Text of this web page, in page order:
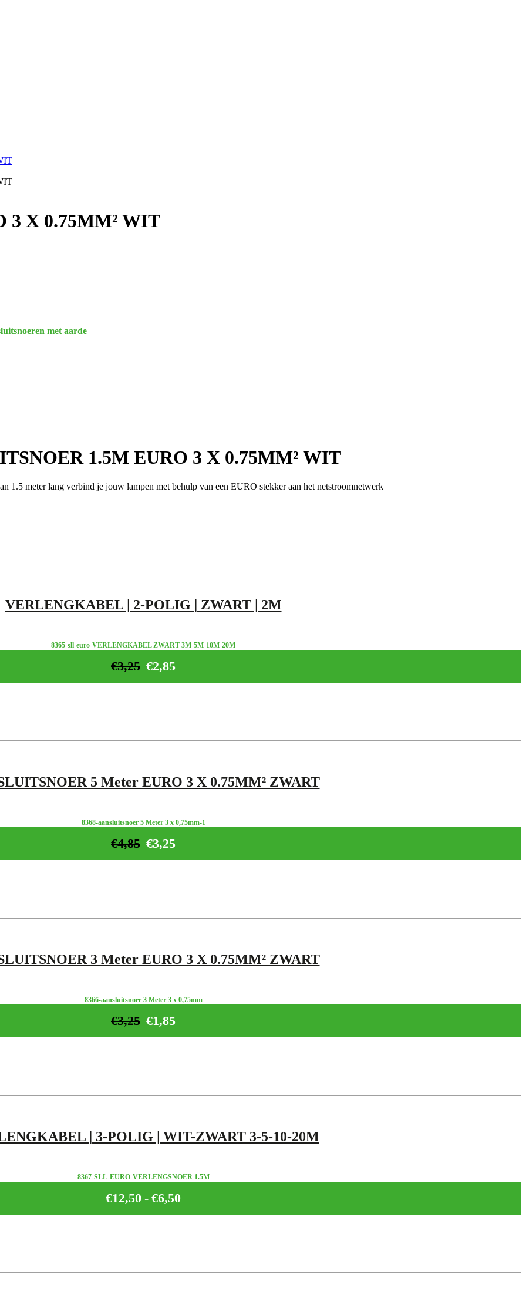
3 X 0.75MM² WIT
met aarde
1.5M EURO 3 X 0.75MM² WIT
1.5 meter lang verbind je jouw lampen met behulp van een EURO stekker aan het netstroomnetwerk
VERLENGKABEL | 2-POLIG | ZWART | 2M
8365-sll-euro-VERLENGKABEL ZWART 3M-5M-10M-20M
€2,85
€3,25
5 Meter EURO 3 X 0.75MM² ZWART
8368-aansluitsnoer 5 Meter 3 x 0,75mm-1
€3,25
€4,85
3 Meter EURO 3 X 0.75MM² ZWART
8366-aansluitsnoer 3 Meter 3 x 0,75mm
€1,85
€3,25
| 3-POLIG | WIT-ZWART 3-5-10-20M
8367-SLL-EURO-VERLENGSNOER 1.5M
€6,50
-
€12,50 Prijsklasse: